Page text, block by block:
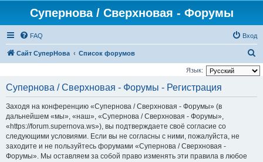
Супернова / Сверхновая - Форумы
FAQ Вход
Сайт СуперНова Список форумов
о
Язык:
Супернова / Сверхновая - Форумы - Регистрация
Заходя на конференцию «Супернова / Сверхновая - Форумы» (в
дальнейшем «мы», «наш», «Супернова / Сверхновая - Форумы»,
«https://forum.supernova.ws»), вы подтверждаете своё согласие со
следующими условиями. Если вы не согласны с ними, пожалуйста, не
заходите и не пользуйтесь форумами «Супернова / Сверхновая -
Форумы». Мы оставляем за собой право изменять эти правила в любое